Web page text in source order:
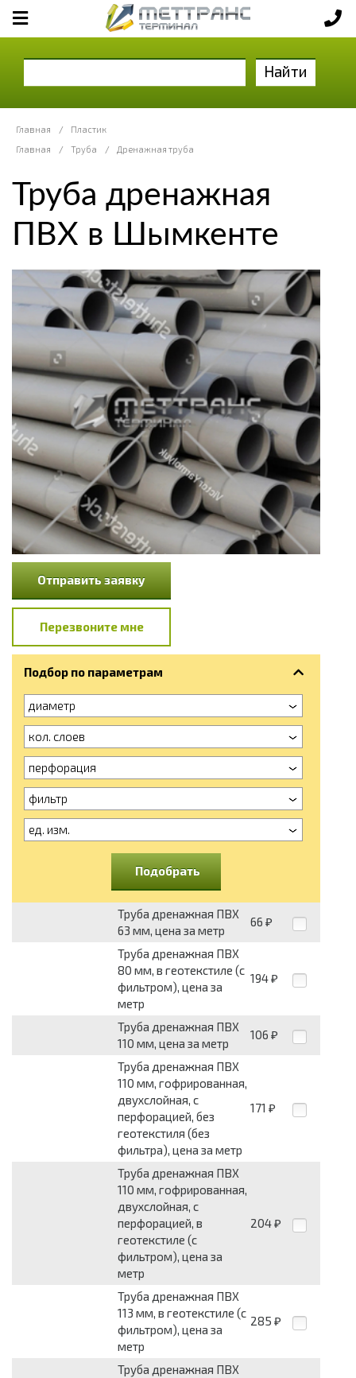
Найти
Главная /
Пластик
Главная
/ Труба / Дренажная труба
Труба дренажная
ПВХ в Шымкенте
Отправить заявку
Перезвоните мне
Подбор по параметрам
диаметр
кол. слоев
перфорация
фильтр
ед. изм.
Подобрать
Труба дренажная ПВХ
63 мм, цена за метр
66 ₽
Труба дренажная ПВХ
80 мм, в геотекстиле (с
фильтром), цена за
метр
194 ₽
Труба дренажная ПВХ
110 мм, цена за метр
106 ₽
Труба дренажная ПВХ
110 мм, гофрированная,
двухслойная, с
перфорацией, без
геотекстиля (без
фильтра), цена за метр
171 ₽
Труба дренажная ПВХ
110 мм, гофрированная,
двухслойная, с
перфорацией, в
геотекстиле (с
фильтром), цена за
метр
204 ₽
Труба дренажная ПВХ
113 мм, в геотекстиле (с
фильтром), цена за
метр
285 ₽
Труба дренажная ПВХ